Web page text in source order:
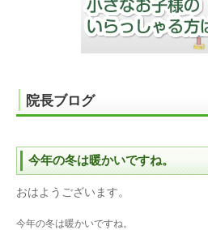
院長ブログ
今年の冬は暖かいですね。
おはようございます。
今年の冬は暖かいですね。